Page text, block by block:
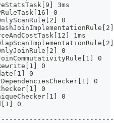
3ms
0
0
0
0
0
0
0
0